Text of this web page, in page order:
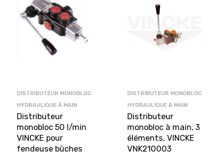
DISTRIBUTEUR MONOBLOC
HYDRAULIQUE À MAIN
Distributeur
monobloc 50 l/min
VINCKE pour
fendeuse bûches
DISTRIBUTEUR MONOBLOC
HYDRAULIQUE À MAIN
Distributeur
monobloc à main, 3
éléments, VINCKE
VNK210003